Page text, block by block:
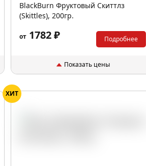
BlackBurn Фруктовый Скиттлз
(Skittles), 200гр.
от 1782 ₽ Подробнее
Показать цены
ХИТ